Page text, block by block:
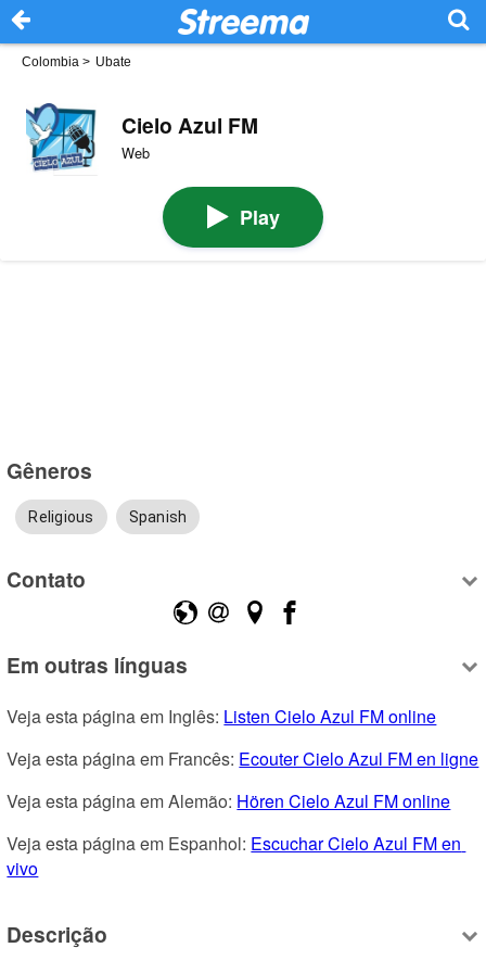
Colombia > Ubate
Cielo Azul FM
Web
Play
Gêneros
Religious Spanish
Contato
Em outras línguas
Veja esta página em Inglês: Listen Cielo Azul FM online
Veja esta página em Francês: Ecouter Cielo Azul FM en ligne
Veja esta página em Alemão: Hören Cielo Azul FM online
Veja esta página em Espanhol: Escuchar Cielo Azul FM en
vivo
Descrição